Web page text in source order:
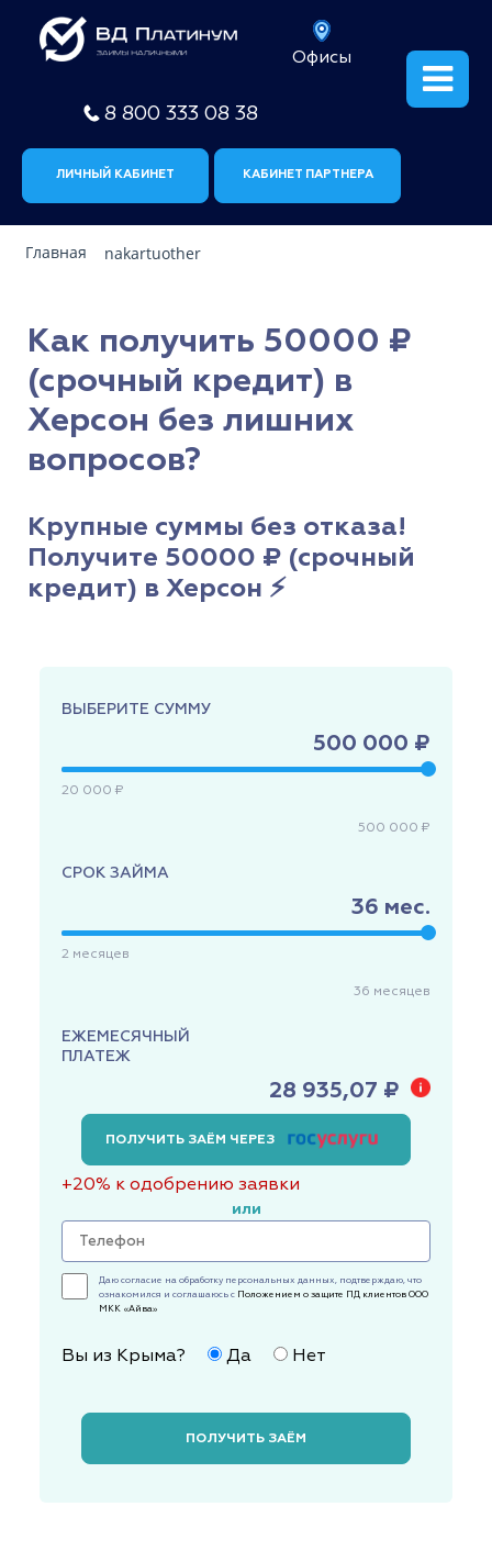
Офисы
8 800 333 08 38
ЛИЧНЫЙ КАБИНЕТ КАБИНЕТ ПАРТНЕРА
Главная nakartuother
Как получить 50000 ₽
(срочный кредит) в
Херсон без лишних
вопросов?
Крупные суммы без отказа!
Получите 50000 ₽ (срочный
кредит) в Херсон ⚡
ВЫБЕРИТЕ СУММУ
500 000 ₽
20 000 ₽
500 000 ₽
СРОК ЗАЙМА
36 мес.
2 месяцев
36 месяцев
ЕЖЕМЕСЯЧНЫЙ
ПЛАТЕЖ
28 935,07 ₽
ПОЛУЧИТЬ ЗАЁМ ЧЕРЕЗ
+20% к одобрению заявки
или
Даю согласие на обработку персональных данных, подтверждаю, что
ознакомился и соглашаюсь с Положением о защите ПД клиентов ООО
МКК «Айва»
Вы из Крыма? Да Нет
ПОЛУЧИТЬ ЗАЁМ